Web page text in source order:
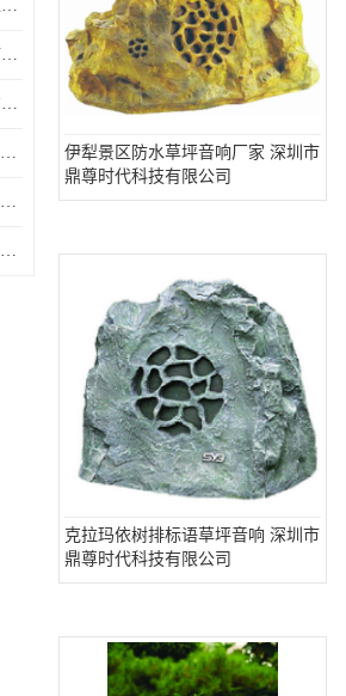
黑龙江定压广播功放 性能稳定 无限扩容
保定合并式广播功放 无限扩容 设计结构简单
白山合并式广播功放 维护方便 多应用于公共场合
云浮IP网络广播功放 性能稳定 设计结构简单
广西IP网络定压功放 维护方便 多应用于公共场合
清远数字IP广播功放 性能稳定 传输距离远
伊犁景区防水草坪音响厂家 深圳市
鼎尊时代科技有限公司
克拉玛依树排标语草坪音响 深圳市
鼎尊时代科技有限公司